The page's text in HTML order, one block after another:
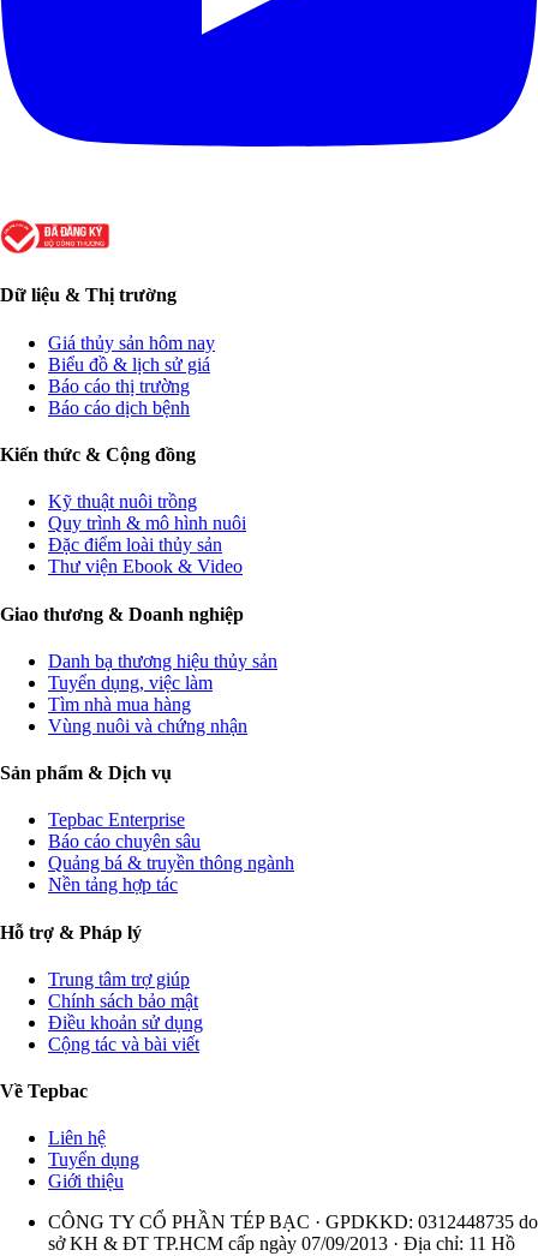
Dữ liệu & Thị trường
Giá thủy sản hôm nay
Biểu đồ & lịch sử giá
Báo cáo thị trường
Báo cáo dịch bệnh
Kiến thức & Cộng đồng
Kỹ thuật nuôi trồng
Quy trình & mô hình nuôi
Đặc điểm loài thủy sản
Thư viện Ebook & Video
Giao thương & Doanh nghiệp
Danh bạ thương hiệu thủy sản
Tuyển dụng, việc làm
Tìm nhà mua hàng
Vùng nuôi và chứng nhận
Sản phẩm & Dịch vụ
Tepbac Enterprise
Báo cáo chuyên sâu
Quảng bá & truyền thông ngành
Nền tảng hợp tác
Hỗ trợ & Pháp lý
Trung tâm trợ giúp
Chính sách bảo mật
Điều khoản sử dụng
Cộng tác và bài viết
Về Tepbac
Liên hệ
Tuyển dụng
Giới thiệu
CÔNG TY CỔ PHẦN TÉP BẠC · GPDKKD: 0312448735 do
sở KH & ĐT TP.HCM cấp ngày 07/09/2013 · Địa chỉ: 11 Hồ